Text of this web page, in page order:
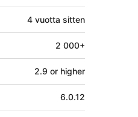
4 vuotta sitten
2 000+
2.9 or higher
6.0.12